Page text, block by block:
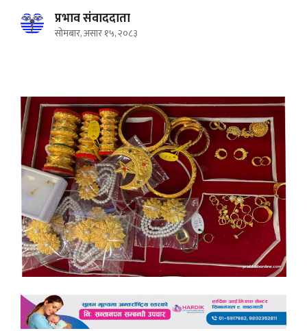
प्रभाव संवाददाता
सोमबार, असार १५, २०८३